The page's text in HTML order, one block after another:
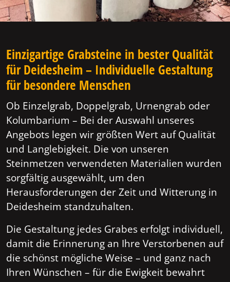
Einzigartige Grabsteine in bester Qualität
für Deidesheim – Individuelle Gestaltung
für besondere Menschen
Ob Einzelgrab, Doppelgrab, Urnengrab oder
Kolumbarium – Bei der Auswahl unseres
Angebots legen wir größten Wert auf Qualität
und Langlebigkeit. Die von unseren
Steinmetzen verwendeten Materialien wurden
sorgfältig ausgewählt, um den
Herausforderungen der Zeit und Witterung in
Deidesheim standzuhalten.
Die Gestaltung jedes Grabes erfolgt individuell,
damit die Erinnerung an Ihre Verstorbenen auf
die schönst mögliche Weise – und ganz nach
Ihren Wünschen – für die Ewigkeit bewahrt